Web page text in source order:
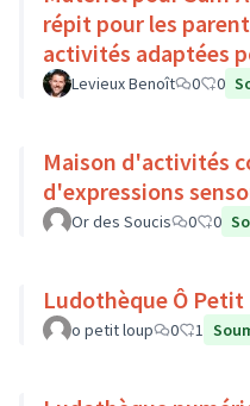
répit pour les
activités adaptées
situation de
Levieux Benoît 0 0
Maison d'activités
d'expressions
Or des Soucis 0 0
Ludothèque Ô Petit
o petit loup 0 1